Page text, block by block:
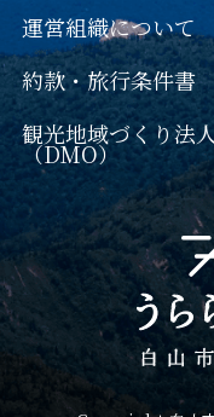
運営組織について
約款・旅行条件書
観光地域づくり法
（DMO）